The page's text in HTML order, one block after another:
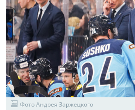
Фото Андрея Заржецкого